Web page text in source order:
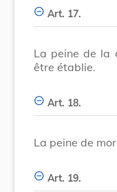
Art. 17.
La peine de la
être établie.
Art. 18.
La peine de
Art. 19.